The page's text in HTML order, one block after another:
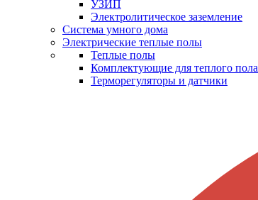
УЗИП
Электролитическое заземление
Система умного дома
Электрические теплые полы
Теплые полы
Комплектующие для теплого пола
Терморегуляторы и датчики